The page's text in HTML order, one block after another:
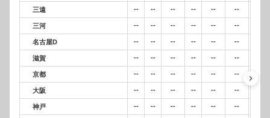
三遠 -- -- -- -- -- --
三河 -- -- -- -- -- --
名古屋D -- -- -- -- -- --
滋賀 -- -- -- -- -- --
京都 -- -- -- -- -- --
大阪 -- -- -- -- -- --
神戸 -- -- -- -- -- --
keyboard_arrow_right